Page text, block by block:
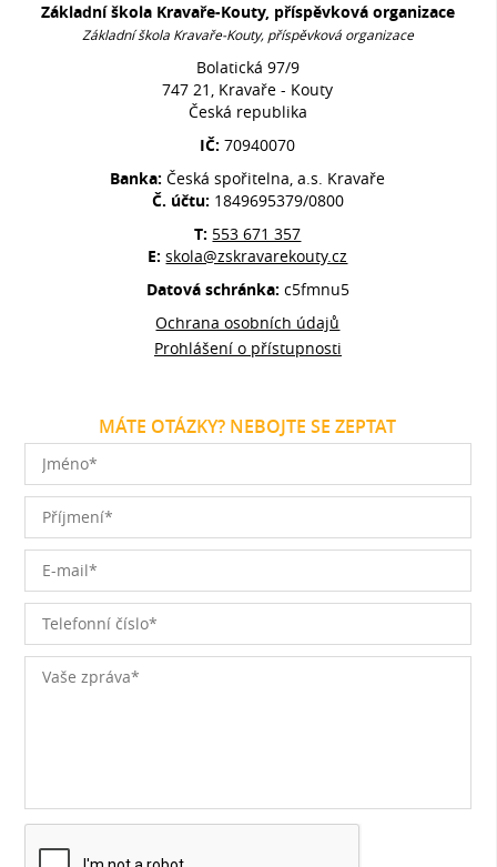
Základní škola Kravaře-Kouty, příspěvková organizace
Základní škola Kravaře-Kouty, příspěvková organizace
Bolatická 97/9
747 21, Kravaře - Kouty
Česká republika
IČ:70940070
Banka:Česká spořitelna, a.s. Kravaře
Č. účtu: 1849695379/0800
T: 553 671 357
E:skola@zskravarekouty.cz
Datová schránka: c5fmnu5
Ochrana osobních údajů
Prohlášení o přístupnosti
MÁTE OTÁZKY? NEBOJTE SE ZEPTAT